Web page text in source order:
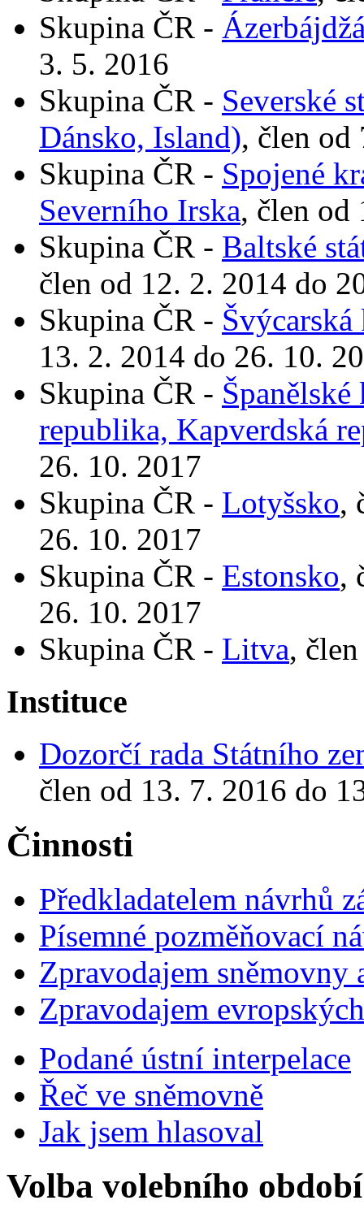
Skupina ČR -
3. 5. 2016
Skupina ČR - Severské
Dánsko, Island), člen od
Skupina ČR - Spojené
Severního Irska, člen od
Skupina ČR - Baltské
člen od 12. 2. 2014 do
Skupina ČR - Švýcarská
13. 2. 2014 do 26. 10.
Skupina ČR -
republika, Kapverdská
26. 10. 2017
Skupina ČR - Lotyšsko,
26. 10. 2017
Skupina ČR - Estonsko,
26. 10. 2017
Skupina ČR - Litva,
Instituce
Dozorčí rada Státního
člen od 13. 7. 2016 do
Činnosti
Předkladatelem návrhů
Písemné pozměňovací
Zpravodajem
Zpravodajem
Podané ústní interpelace
Řeč ve sněmovně
Jak jsem hlasoval
Volba volebního období